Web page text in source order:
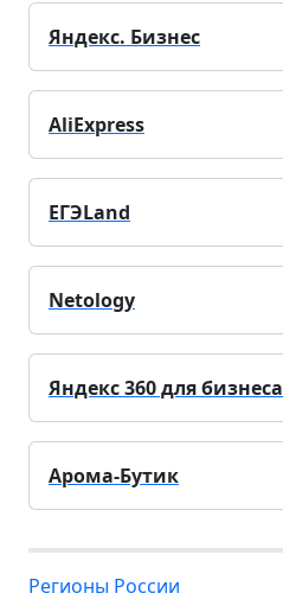
Яндекс. Бизнес
AliExpress
ЕГЭLand
Netology
Яндекс 360 для бизнеса
Арома-Бутик
Регионы России